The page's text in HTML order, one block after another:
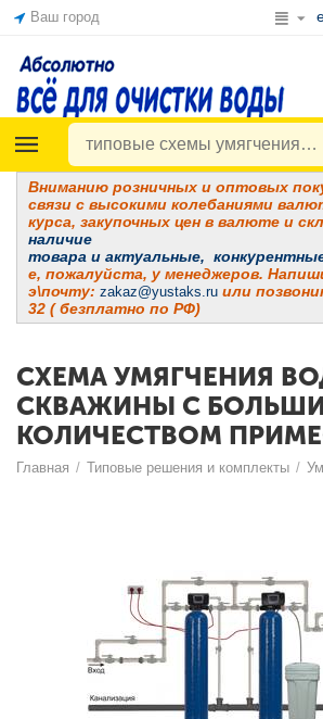
Ваш город
Вниманию розничных и оптовых
связи с высокими колебаниями
курса, закупочных цен в валюте и
наличие
товара иактуальные,
е, пожалуйста, у менеджеров.
э\почту:zakaz@yustaks.ru или
32 ( безплатно по РФ)
СХЕМА УМЯГЧЕНИЯ
СКВАЖИНЫ С
КОЛИЧЕСТВОМ
Главная / Типовые решения и комплекты /